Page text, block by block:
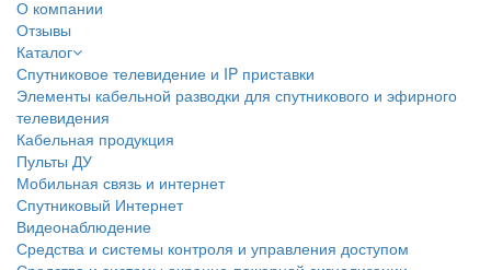
О компании
Отзывы
Каталог
Спутниковое телевидение и IP приставки
Элементы кабельной разводки для спутникового и эфирного
телевидения
Кабельная продукция
Пульты ДУ
Мобильная связь и интернет
Спутниковый Интернет
Видеонаблюдение
Средства и системы контроля и управления доступом